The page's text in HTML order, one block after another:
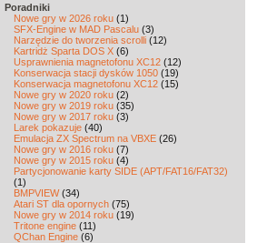
Poradniki
Nowe gry w 2026 roku (1)
SFX-Engine w MAD Pascalu (3)
Narzędzie do tworzenia scrolli (12)
Kartridż Sparta DOS X (6)
Usprawnienia magnetofonu XC12 (12)
Konserwacja stacji dysków 1050 (19)
Konserwacja magnetofonu XC12 (15)
Nowe gry w 2020 roku (2)
Nowe gry w 2019 roku (35)
Nowe gry w 2017 roku (3)
Larek pokazuje (40)
Emulacja ZX Spectrum na VBXE (26)
Nowe gry w 2016 roku (7)
Nowe gry w 2015 roku (4)
Partycjonowanie karty SIDE (APT/FAT16/FAT32)
(1)
BMPVIEW(34)
Atari ST dla opornych (75)
Nowe gry w 2014 roku (19)
Tritone engine (11)
QChan Engine (6)